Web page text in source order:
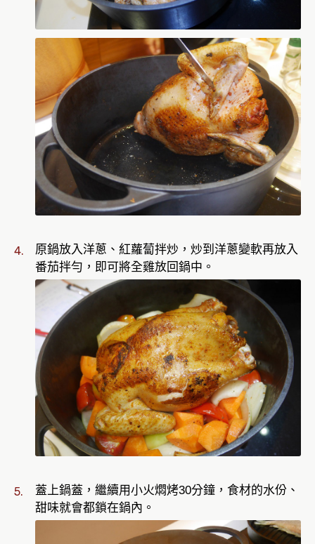
原鍋放入洋蔥、紅蘿蔔拌炒，炒到洋蔥變軟再放入
番茄拌勻，即可將全雞放回鍋中。
蓋上鍋蓋，繼續用小火燜烤30分鐘，食材的水份、
甜味就會都鎖在鍋內。